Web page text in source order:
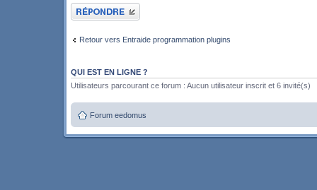
Publier une réponse
Retour vers Entraide programmation plugins
QUI EST EN LIGNE ?
Utilisateurs parcourant ce forum : Aucun utilisateur inscrit et 6 invité(s)
Forum eedomus